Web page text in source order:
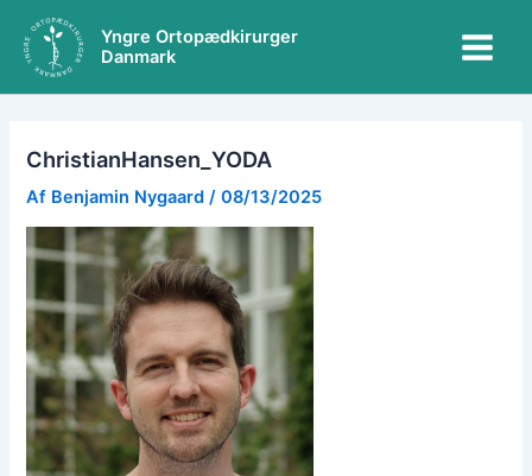
indholdet
Yngre Ortopædkirurger
Danmark
Menu
ChristianHansen_YODA
Af Benjamin Nygaard/08/13/2025